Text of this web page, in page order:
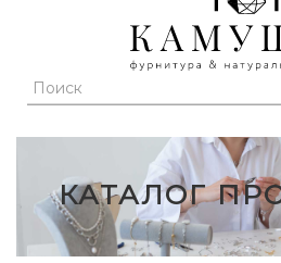
КАТАЛОГ